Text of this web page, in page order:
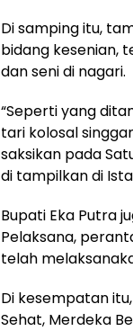
Di samping itu,
bidang kesenian,
dan seni di nagari.
“Seperti yang
tari kolosal
saksikan pada
di tampilkan di
Bupati Eka Putra
Pelaksana,
telah
Di kesempatan
Sehat, Merdeka